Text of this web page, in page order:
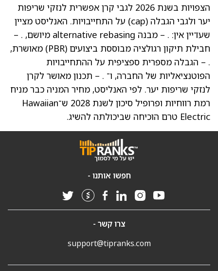
הצפויות בשנת 2026 לגבי קרן אפשרית לנזקי שריפות
יער ולגבי הגבלה (cap) על התחייבויות. האנליסט מציין
שעדיין אין: . – מבנה alternative rebasing מיושם, . –
חבילת תיקון רגולציה מבוססת ביצועים (PBR) מאושרת,
. – הגבלה מספרית ספציפית על ההתחייבויות
הפוטנציאליות של החברה, ו־ . – תכנון מאושר לקרן
לנזקי שריפות יער. לפי האנליסט, מחיר המניה כבר מניח
רמת רווחיות ופרופיל סיכון לשנת 2028 ש־Hawaiian
Electric טרם הוכיחה שביכולתה להשיג.
חפשו אותנו -
צרו קשר -
support@tipranks.com